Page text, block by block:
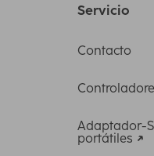
Servicio
Contacto
Adaptador-
portátiles